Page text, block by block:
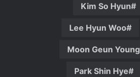
Kim So Hyun
Lee Hyun Woo
Moon Geun Young
Park Shin Hye